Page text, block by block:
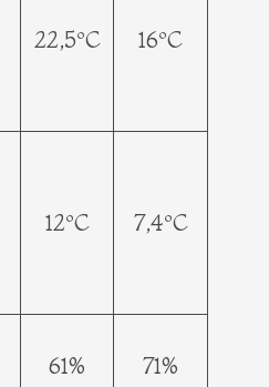
22,5ºC 16ºC
12ºC 7,4ºC
61% 71%